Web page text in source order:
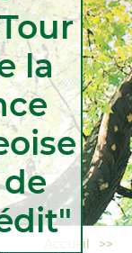
la
Accueil
>>